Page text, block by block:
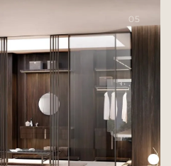
05